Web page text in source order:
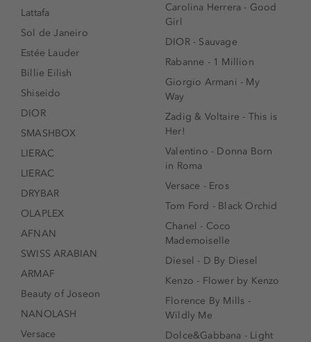
Lattafa
Sol de Janeiro
Estée Lauder
Billie Eilish
Shiseido
DIOR
SMASHBOX
LIERAC
LIERAC
DRYBAR
OLAPLEX
AFNAN
SWISS ARABIAN
ARMAF
Beauty of Joseon
NANOLASH
Versace
Carolina Herrera - Good
Girl
DIOR - Sauvage
Rabanne - 1 Million
Giorgio Armani - My
Way
Zadig & Voltaire - This is
Her!
Valentino - Donna Born
in Roma
Versace - Eros
Tom Ford - Black Orchid
Chanel - Coco
Mademoiselle
Diesel - D By Diesel
Kenzo - Flower by Kenzo
Florence By Mills -
Wildly Me
Dolce&Gabbana - Light